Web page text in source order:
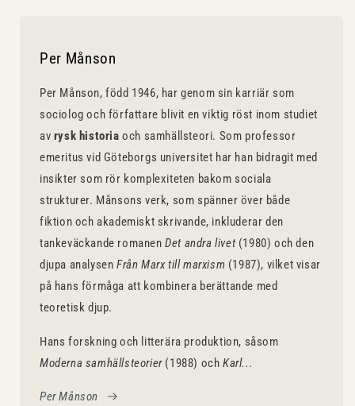
Per Månson
Per Månson, född 1946, har genom sin karriär som
sociolog och författare blivit en viktig röst inom studiet
av rysk historia och samhällsteori. Som professor
emeritus vid Göteborgs universitet har han bidragit med
insikter som rör komplexiteten bakom sociala
strukturer. Månsons verk, som spänner över både
fiktion och akademiskt skrivande, inkluderar den
tankeväckande romanenDet andra livet(1980) och den
djupa analysen Från Marx till marxism (1987), vilket visar
på hans förmåga att kombinera berättande med
teoretisk djup.
Hans forskning och litterära produktion, såsom
Moderna samhällsteorier(1988) ochKarl...
Per Månson